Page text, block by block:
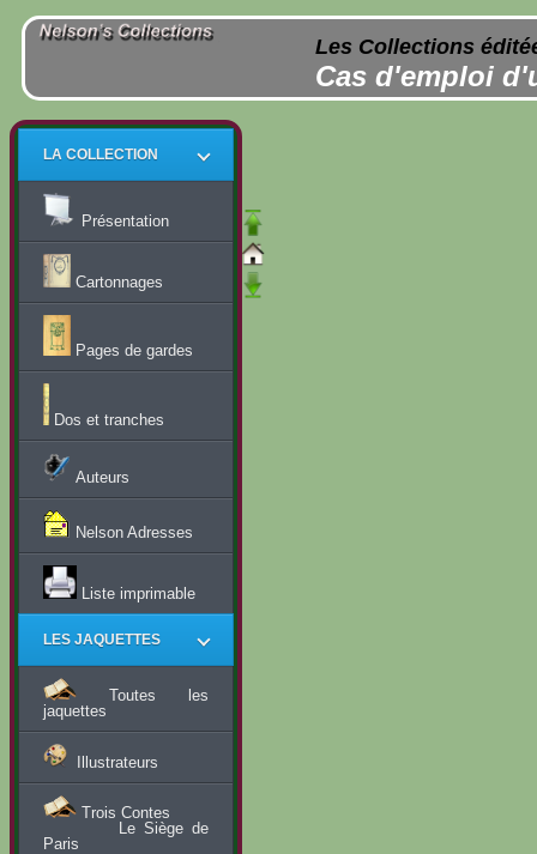
Les Collections
Cas d'emploi
LA COLLECTION
Présentation
Cartonnages
Pages de gardes
Dos et tranches
Auteurs
Nelson Adresses
Liste imprimable
LES JAQUETTES
Toutes les
jaquettes
Illustrateurs
Trois Contes
Le Siège de
Paris